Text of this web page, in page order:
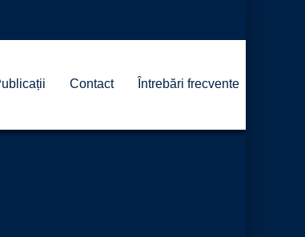
Contact Întrebări frecvente